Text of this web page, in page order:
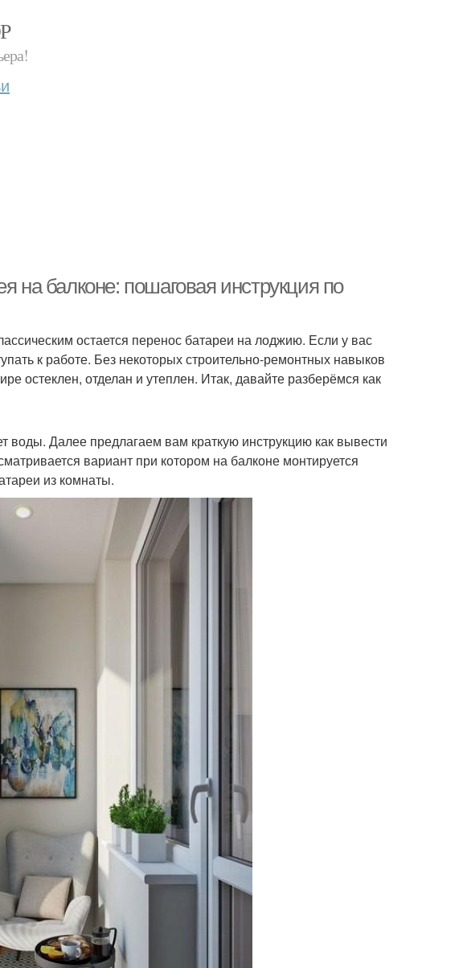
на балконе: пошаговая инструкция по
остается перенос батареи на лоджию. Если у вас
к работе. Без некоторых строительно-ремонтных навыков
остеклен, отделан и утеплен. Итак, давайте разберёмся как
воды. Далее предлагаем вам краткую инструкцию как вывести
вариант при котором на балконе монтируется
из комнаты.